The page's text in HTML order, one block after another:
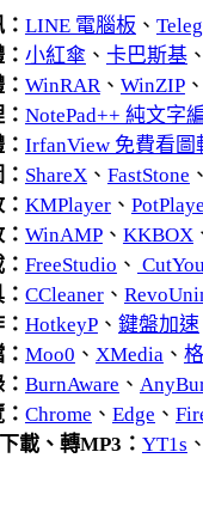
LINE 電腦板 、
小紅傘 、 卡巴斯基、
WinRAR、 WinZIP、
NotePad++ 純文字
IrfanView 免費看圖
ShareX、 FastStone 、
KMPlayer、
WinAMP、 KKBOX
FreeStudio 、
CCleaner、
HotkeyP、 鍵盤加速
Moo0 、 XMedia、
BurnAware 、
Chrome 、 Edge 、
載、轉MP3： YT1s 、